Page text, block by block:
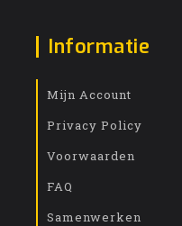
Informatie
Mijn Account
Privacy Policy
Voorwaarden
FAQ
Samenwerken